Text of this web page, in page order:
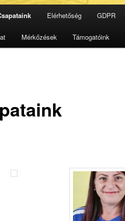
Elérhetőség GDPR
Mérkőzések Támogatóink